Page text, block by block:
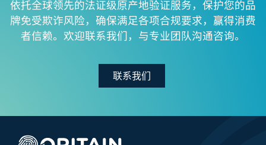
依托全球领先的法证级原产地验证服务，保护您的品
牌免受欺诈风险，确保满足各项合规要求，赢得消费
者信赖。欢迎联系我们，与专业团队沟通咨询。
联系我们